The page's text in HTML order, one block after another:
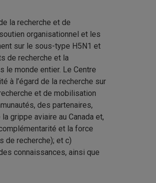
la recherche et de
organisationnel et les
sur le sous-type H5N1 et
de recherche et la
le monde entier. Le Centre
à l’égard de la recherche sur
et de mobilisation
des partenaires,
grippe aviaire au Canada et,
et la force
de recherche); et c)
connaissances, ainsi que